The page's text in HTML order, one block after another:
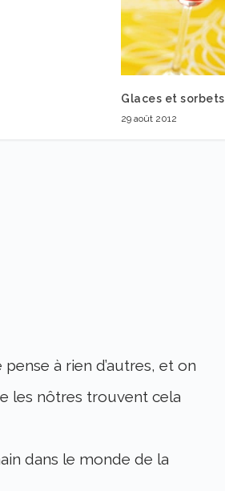
Glaces et sorbets
29 août 2012
à rien d’autres, et on
les nôtres trouvent cela
dans le monde de la